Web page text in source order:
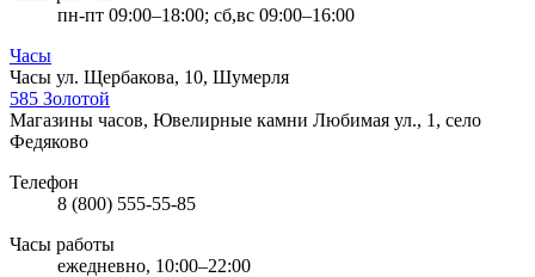
пн-пт 09:00–18:00; сб,вс 09:00–16:00
Часы
Часы ул. Щербакова, 10, Шумерля
585 Золотой
Магазины часов, Ювелирные камни Любимая ул., 1, село
Федяково
Телефон
8 (800) 555-55-85
Часы работы
ежедневно, 10:00–22:00